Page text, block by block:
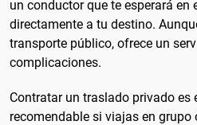
un conductor que te esperará en
directamente a tu destino.
transporte público, ofrece un
complicaciones.
Contratar un traslado privado es
recomendable si viajas en grupo